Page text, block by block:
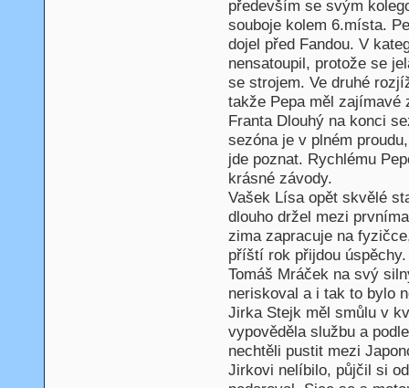
především se svým
souboje kolem 6.místa.
dojel před Fandou. V
nensatoupil, protože se
se strojem. Ve druhé
takže Pepa měl zajímavé
Franta Dlouhý na konci
sezóna je v plném
jde poznat. Rychlému
krásné závody.
Vašek Lísa opět skvělé
dlouho držel mezi
zima zapracuje na
příští rok přijdou úspěchy.
Tomáš Mráček na svý
neriskoval a i tak to bylo
Jirka Stejk měl smůlu v
vypověděla službu a
nechtěli pustit mezi
Jirkovi nelíbilo, půjčil si